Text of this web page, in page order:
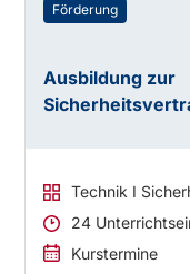
Förderung
Ausbildung zur
Technik I
24
Kurstermine